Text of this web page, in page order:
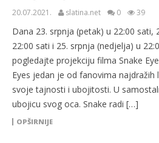
20.07.2021. slatina.net 0 39
Dana 23. srpnja (petak) u 22:00 sati,
22:00 sati i 25. srpnja (nedjelja) u
pogledajte projekciju filma Snake
Eyes jedan je od fanovima najdražih
svoje tajnosti i ubojitosti. U
ubojicu svog oca. Snake radi […]
OPŠIRNIJE